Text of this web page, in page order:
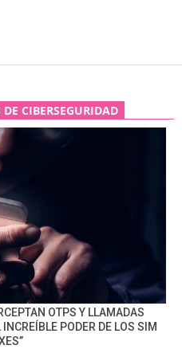
CIBERSEGURIDAD
OTPS Y LLAMADAS
PODER DE LOS SIM